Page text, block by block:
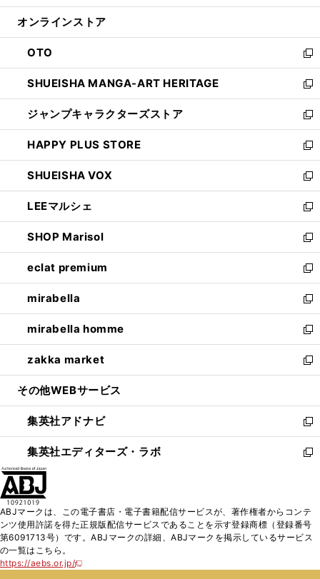
開
ン
ウ
で
開
く
ウ
ン
ド
ウ
で
開
く
オンラインストア
OTO
新
し
い
ウ
ィ
ン
ド
ウ
で
開
く
SHUEISHA MANGA-ART HERITAGE
新
し
い
ウ
ィ
ン
ド
ウ
で
開
く
ジャンプキャラクターズストア
新
し
い
ウ
ィ
ン
ド
ウ
で
開
く
HAPPY PLUS STORE
新
し
い
ウ
ィ
ン
ド
ウ
で
開
く
SHUEISHA VOX
新
し
い
ウ
ィ
ン
ド
ウ
で
開
く
LEEマルシェ
新
し
い
ウ
ィ
ン
ド
ウ
で
開
く
SHOP Marisol
新
し
い
ウ
ィ
ン
ド
ウ
で
開
eclat premium
新
し
い
ウ
ィ
ン
ド
ウ
開
く
mirabella
新
し
い
ウ
ィ
ン
ウ
で
開
く
mirabella homme
新
し
い
ウ
ン
ド
ウ
で
zakka market
新
し
ウ
ィ
ン
ド
く
その他WEBサービス
集英社アドナビ
新
し
い
ド
ウ
で
集英社エディターズ・ラボ
新
ィ
ン
ド
ABJマークは、この電子書店・電子書籍配信サービスが、著作権者からコンテ
ンツ使用許諾を得た正規版配信サービスであることを示す登録商標（登録番号
第6091713号）です。ABJマークの詳細、ABJマークを掲示しているサービス
の一覧はこちら。
https://aebs.or.jp/
新